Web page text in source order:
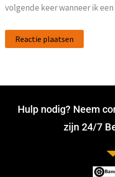
volgende keer wanneer ik
Hulp nodig? Neem
zijn 24/7